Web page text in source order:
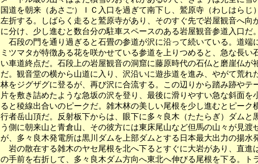
国道を朝来（あさご）ＩＣ入口を過ぎて南下し、鷲原寺（わしはらじ
左折する。しばらく走ると鷲原寺があり、そのすぐ先で岩屋観音へ向
に分け、少し進むと数台分の駐車スペースのある岩屋観音参道入口だ。
石段の門を通り過ぎると石畳の参道が沢に沿って続いている。道端
ミツマタが特徴ある花を咲かせている参道を上りつめると、急な長い
い車道終点だ。石段上の岩屋観音の洞窟に藤原時代の石仏と磨崖仏が
だ。観音堂の横から山道に入り、沢沿いに遊歩道を進み、やがて荒れ
林をジグザグに登るが、再び沢に合流する。この辺りから踏み跡やテ
片を敷き詰めたような急坂の沢を登り、最後に滑りやすい急な斜面を
ると稜線出合いのピークだ。雑木林の美しい尾根を少し進むとピーク
行者岳山頂だ。反射板下からは、眼下に多々良木（たたらぎ）ダムと
う側に朝来山と青倉山、その彼方には東床尾山など但馬の山々が見渡
が、多々良木発電所は黒川ダムを上部ダムとする日本最大出力の揚水
岩の散在する雑木のヤセ尾根を北へ下るとすぐに大岩があり、直進
の手前を右折して、多々良木ダム方向へ東北へ伸びる尾根を下る。ト